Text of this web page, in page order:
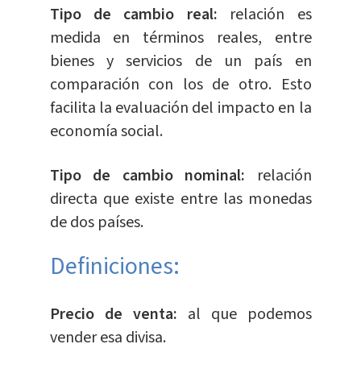
Tipo de cambio real: relación es
medida en términos reales, entre
bienes y servicios de un país en
comparación con los de otro. Esto
facilita la evaluación del impacto en la
economía social.
Tipo de cambio nominal: relación
directa que existe entre las monedas
de dos países.
Definiciones:
Precio de venta: al que podemos
vender esa divisa.